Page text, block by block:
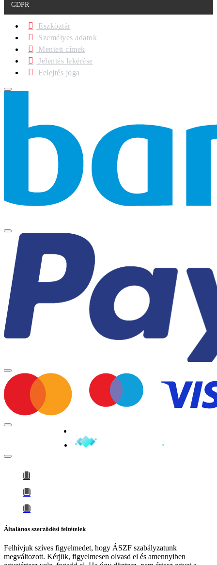
GDPR
Eszköztár
Személyes adatok
Mentett címek
Jelentés lekérése
Felejtés joga
Általános szerződési feltételek
Felhívjuk szíves figyelmedet, hogy ÁSZF szabályzatunk
megváltozott. Kérjük, figyelmesen olvasd el és amennyiben